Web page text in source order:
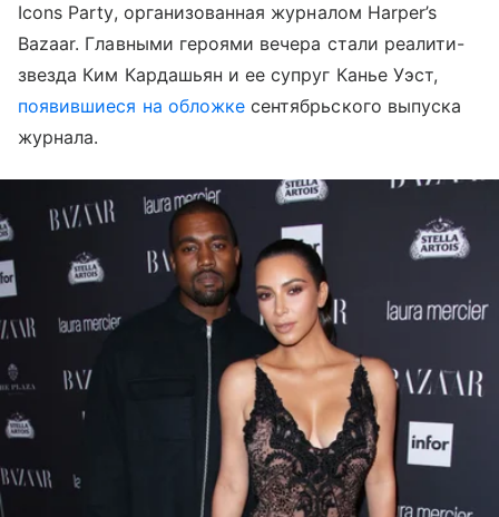
Icons Party, организованная журналом Harper’s
Bazaar. Главными героями вечера стали реалити-
звезда Ким Кардашьян и ее супруг Канье Уэст,
появившиеся на обложкесентябрьского выпуска
журнала.